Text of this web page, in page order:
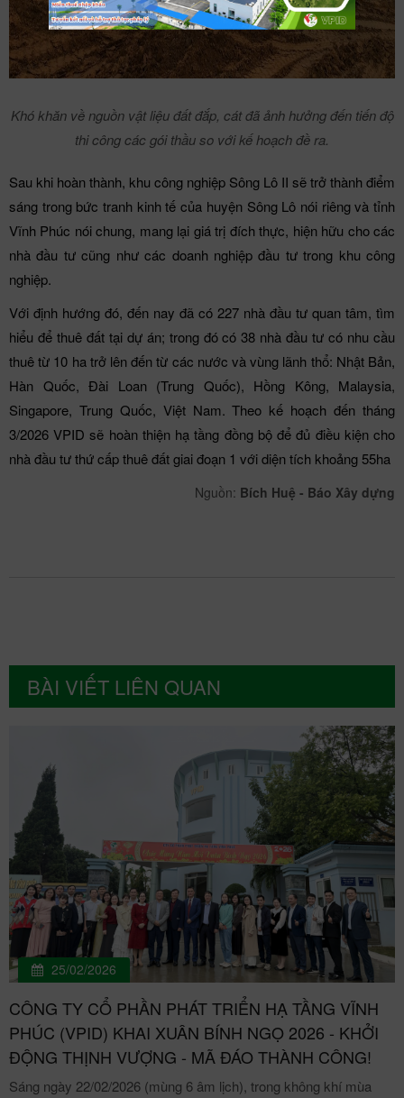
Khó khăn về nguồn vật liệu đất đắp, cát đã ảnh hưởng đến tiến độ
thi công các gói thầu so với kế hoạch đề ra.
Sau khi hoàn thành, khu công nghiệp Sông Lô II sẽ trở thành điểm
sáng trong bức tranh kinh tế của huyện Sông Lô nói riêng và tỉnh
Vĩnh Phúc nói chung, mang lại giá trị đích thực, hiện hữu cho các
nhà đầu tư cũng như các doanh nghiệp đầu tư trong khu công
nghiệp.
Với định hướng đó, đến nay đã có 227 nhà đầu tư quan tâm, tìm
hiểu để thuê đất tại dự án; trong đó có 38 nhà đầu tư có nhu cầu
thuê từ 10 ha trở lên đến từ các nước và vùng lãnh thổ: Nhật Bản,
Hàn Quốc, Đài Loan (Trung Quốc), Hồng Kông, Malaysia,
Singapore, Trung Quốc, Việt Nam. Theo kế hoạch đến tháng
3/2026 VPID sẽ hoàn thiện hạ tầng đồng bộ để đủ điều kiện cho
nhà đầu tư thứ cấp thuê đất giai đoạn 1 với diện tích khoảng 55ha
Nguồn: Bích Huệ - Báo Xây dựng
BÀI VIẾT LIÊN QUAN
25/02/2026
CÔNG TY CỔ PHẦN PHÁT TRIỂN HẠ TẦNG VĨNH
PHÚC (VPID) KHAI XUÂN BÍNH NGỌ 2026 - KHỞI
ĐỘNG THỊNH VƯỢNG - MÃ ĐÁO THÀNH CÔNG!
Sáng ngày 22/02/2026 (mùng 6 âm lịch), trong không khí mùa